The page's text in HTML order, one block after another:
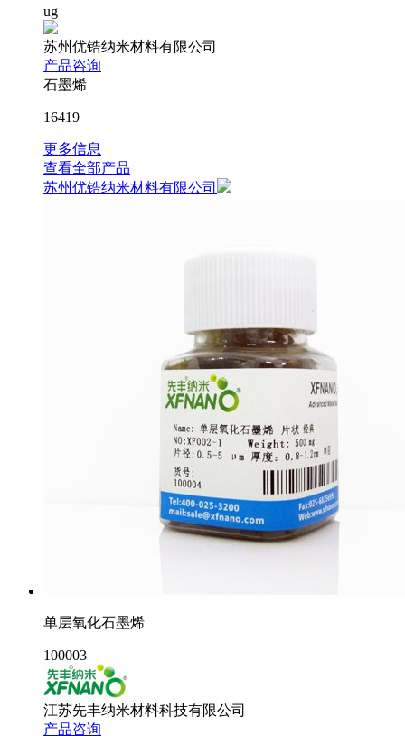
ug
苏州优锆纳米材料有限公司
产品咨询
石墨烯
16419
更多信息
查看全部产品
苏州优锆纳米材料有限公司
单层氧化石墨烯
100003
江苏先丰纳米材料科技有限公司
产品咨询